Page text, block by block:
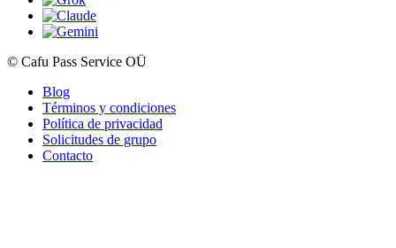
© Cafu Pass Service OÜ
Blog
Términos y condiciones
Política de privacidad
Solicitudes de grupo
Contacto